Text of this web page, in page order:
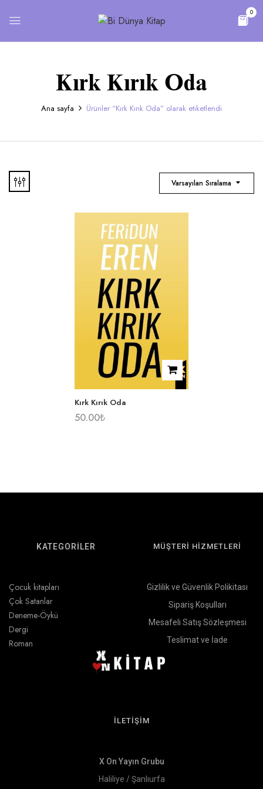
0
Kırk Kırık Oda
Ana sayfa Ürünler “Kırk Kırık Oda” olarak etiketlendi
Varsayılan Sıralama
Kırk Kırık Oda
50.00₺
KATEGORİLER
Çocuk kitapları
Çok Satanlar
Deneme-Öykü
Dergi
Roman
MÜŞTERİ HİZMETLERİ
Gizlilik ve Güvenlik Polikitası
Sipariş Koşulları
Mesafeli Satış Sözleşmesi
Teslimat ve İade
İLETİŞİM
X On Yayın Grubu
Haliliye / Şanlıurfa